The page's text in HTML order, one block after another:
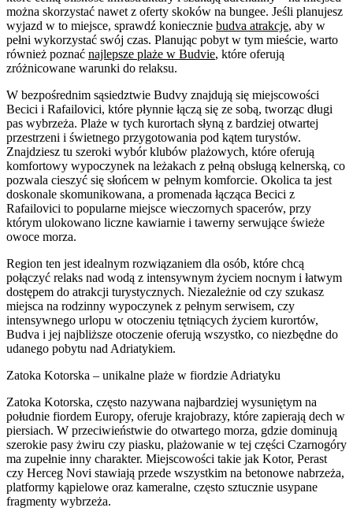
można skorzystać nawet z oferty skoków na bungee. Jeśli planujesz
wyjazd w to miejsce, sprawdź koniecznie budva atrakcje, aby w
pełni wykorzystać swój czas. Planując pobyt w tym mieście, warto
również poznać najlepsze plaże w Budvie, które oferują
zróżnicowane warunki do relaksu.
W bezpośrednim sąsiedztwie Budvy znajdują się miejscowości
Becici i Rafailovici, które płynnie łączą się ze sobą, tworząc długi
pas wybrzeża. Plaże w tych kurortach słyną z bardziej otwartej
przestrzeni i świetnego przygotowania pod kątem turystów.
Znajdziesz tu szeroki wybór klubów plażowych, które oferują
komfortowy wypoczynek na leżakach z pełną obsługą kelnerską, co
pozwala cieszyć się słońcem w pełnym komforcie. Okolica ta jest
doskonale skomunikowana, a promenada łącząca Becici z
Rafailovici to popularne miejsce wieczornych spacerów, przy
którym ulokowano liczne kawiarnie i tawerny serwujące świeże
owoce morza.
Region ten jest idealnym rozwiązaniem dla osób, które chcą
połączyć relaks nad wodą z intensywnym życiem nocnym i łatwym
dostępem do atrakcji turystycznych. Niezależnie od czy szukasz
miejsca na rodzinny wypoczynek z pełnym serwisem, czy
intensywnego urlopu w otoczeniu tętniących życiem kurortów,
Budva i jej najbliższe otoczenie oferują wszystko, co niezbędne do
udanego pobytu nad Adriatykiem.
Zatoka Kotorska – unikalne plaże w fiordzie Adriatyku
Zatoka Kotorska, często nazywana najbardziej wysuniętym na
południe fiordem Europy, oferuje krajobrazy, które zapierają dech w
piersiach. W przeciwieństwie do otwartego morza, gdzie dominują
szerokie pasy żwiru czy piasku, plażowanie w tej części Czarnogóry
ma zupełnie inny charakter. Miejscowości takie jak Kotor, Perast
czy Herceg Novi stawiają przede wszystkim na betonowe nabrzeża,
platformy kąpielowe oraz kameralne, często sztucznie usypane
fragmenty wybrzeża.